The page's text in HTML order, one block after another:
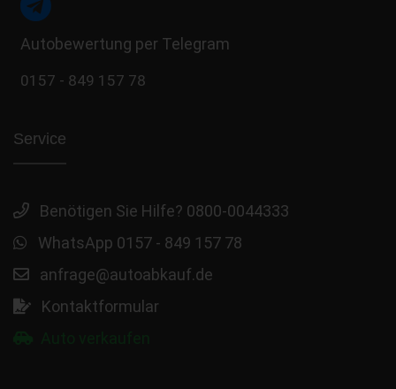
Autobewertung per Telegram
0157 - 849 157 78
Service
Benötigen Sie Hilfe? 0800-0044333
WhatsApp 0157 - 849 157 78
anfrage@autoabkauf.de
Kontaktformular